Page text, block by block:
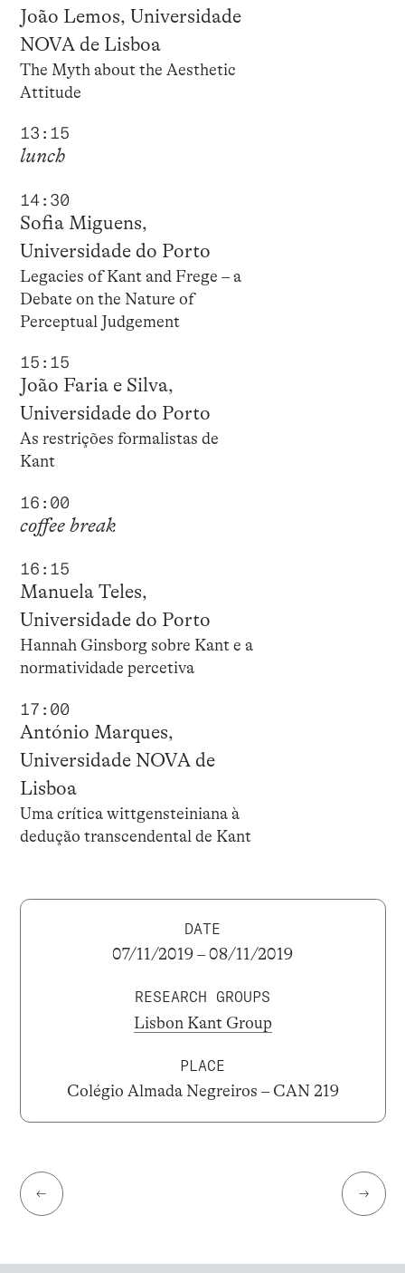
João Lemos, Universidade
NOVA de Lisboa
The Myth about the Aesthetic
Attitude
13:15
lunch
14:30
Sofia Miguens,
Universidade do Porto
Legacies of Kant and Frege – a
Debate on the Nature of
Perceptual Judgement
15:15
João Faria e Silva,
Universidade do Porto
As restrições formalistas de
Kant
16:00
coffee break
16:15
Manuela Teles,
Universidade do Porto
Hannah Ginsborg sobre Kant e a
normatividade percetiva
17:00
António Marques,
Universidade NOVA de
Lisboa
Uma crítica wittgensteiniana à
dedução transcendental de Kant
DATE
07/11/2019 – 08/11/2019
RESEARCH GROUPS
Lisbon Kant Group
PLACE
Colégio Almada Negreiros – CAN 219
← →